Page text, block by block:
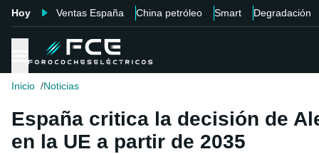
Hoy Ventas España China petróleo Smart Degradación
Inicio Noticias
España critica la decisión de
en la UE a partir de 2035